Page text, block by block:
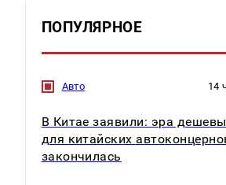
ПОПУЛЯРНОЕ
Авто 14
В Китае заявили: эра
для китайских
закончилась